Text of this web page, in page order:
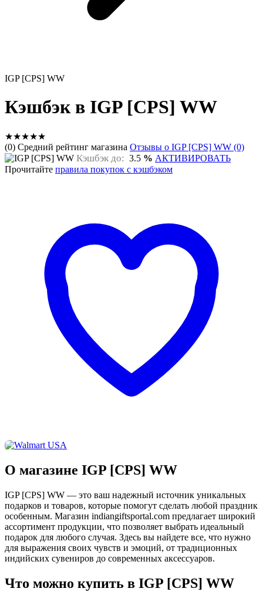
IGP [CPS] WW
Кэшбэк в IGP [CPS] WW
★★★★★
(0) Средний рейтинг магазина Отзывы о IGP [CPS] WW (0)
Кэшбэк до: 3.5 % АКТИВИРОВАТЬ
Прочитайте правила покупок с кэшбэком
О магазине IGP [CPS] WW
IGP [CPS] WW — это ваш надежный источник уникальных
подарков и товаров, которые помогут сделать любой праздник
особенным. Магазин indiangiftsportal.com предлагает широкий
ассортимент продукции, что позволяет выбрать идеальный
подарок для любого случая. Здесь вы найдете все, что нужно
для выражения своих чувств и эмоций, от традиционных
индийских сувениров до современных аксессуаров.
Что можно купить в IGP [CPS] WW